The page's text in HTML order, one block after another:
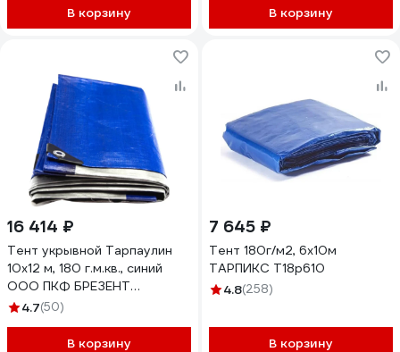
УФ-стабилизация, синий
GAVIAL 371
В корзину В корзину
16 414 ₽
Тент укрывной Тарпаулин
10х12 м, 180 г.м.кв., синий
ООО ПКФ БРЕЗЕНТ
В10121802
4.7(50)
В корзину
7 645 ₽
Тент 180г/м2, 6х10м
ТАРПИКС Т18р610
4.8(258)
В корзину